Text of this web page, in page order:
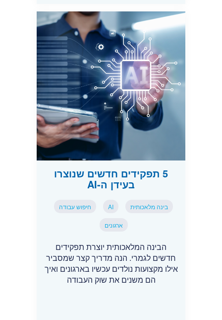
5 תפקידים חדשים שנוצרו
בעידן ה-AI
בינה מלאכותית AI חיפוש עבודה
ארגונים
הבינה המלאכותית יוצרת תפקידים
חדשים לגמרי. הנה מדריך קצר שמסביר
אילו מקצועות נולדים עכשיו בארגונים ואיך
הם משנים את שוק העבודה